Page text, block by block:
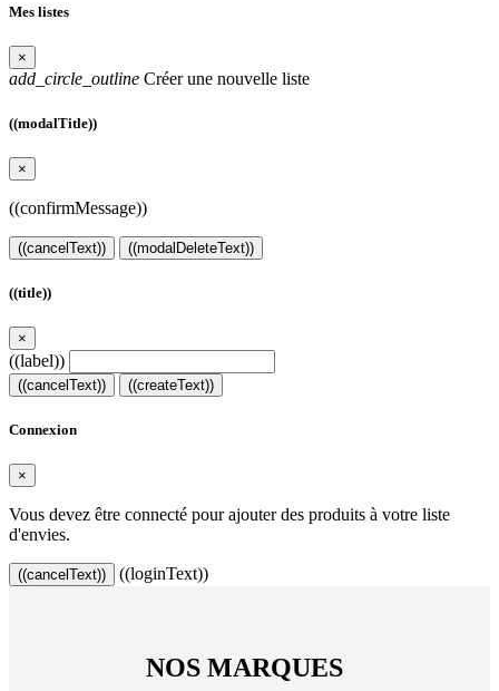
Mes listes
×
add_circle_outline Créer une nouvelle liste
((modalTitle))
×
((confirmMessage))
((cancelText)) ((modalDeleteText))
((title))
×
((label))
((cancelText)) ((createText))
Connexion
×
Vous devez être connecté pour ajouter des produits à votre liste
d'envies.
((cancelText)) ((loginText))
NOS MARQUES